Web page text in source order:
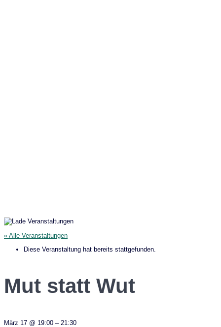
« Alle Veranstaltungen
Diese Veranstaltung hat bereits stattgefunden.
Mut statt Wut
März 17 @ 19:00 – 21:30